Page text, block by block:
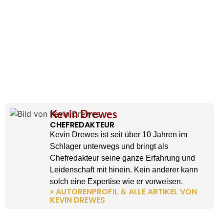
Kevin Drewes
CHEFREDAKTEUR
Kevin Drewes ist seit über 10 Jahren im
Schlager unterwegs und bringt als
Chefredakteur seine ganze Erfahrung und
Leidenschaft mit hinein. Kein anderer kann
solch eine Expertise wie er vorweisen.
» AUTORENPROFIL & ALLE ARTIKEL VON
KEVIN DREWES